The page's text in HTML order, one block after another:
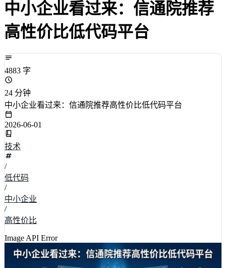
中小企业看过来：信通院推荐
高性价比低代码平台
4883 字
24 分钟
中小企业看过来：信通院推荐高性价比低代码平台
2026-06-01
技术
/
低代码
/
中小企业
/
高性价比
Image API Error